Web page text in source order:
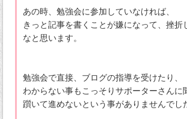
あの時、勉強会に参加していなければ、
きっと記事を書くことが嫌になって、挫折
なと思います。
勉強会で直接、ブログの指導を受けたり、
わからない事もこっそりサポーターさんに
躓いて進めないという事がありませんでし